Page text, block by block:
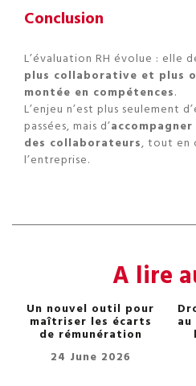
Conclusion
L’évaluation RH évolue : elle
plus collaborative et plus
montée en compétences.
L’enjeu n’est plus seulement
passées, mais d’
des collaborateurs, tout en
l’entreprise.
A lire
Un nouvel outil pour
maîtriser les écarts
de rémunération
24 June 2026